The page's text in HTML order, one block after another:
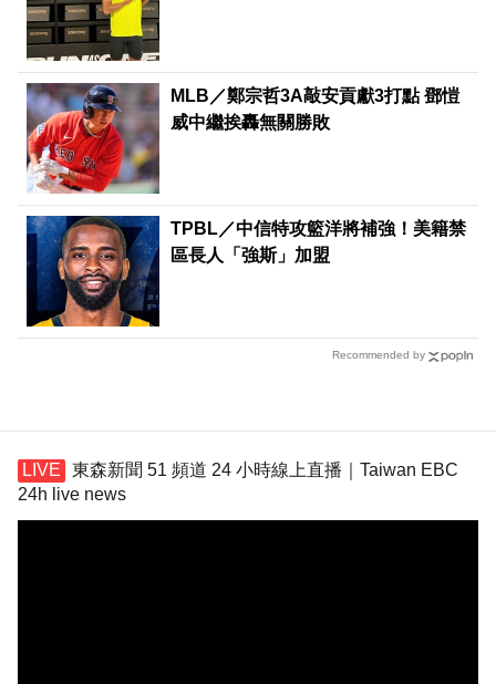
MLB／鄭宗哲3A敲安貢獻3打點 鄧愷
威中繼挨轟無關勝敗
TPBL／中信特攻籃洋將補強！美籍禁
區長人「強斯」加盟
Recommended by
東森新聞 51 頻道 24 小時線上直播｜Taiwan EBC
24h live news